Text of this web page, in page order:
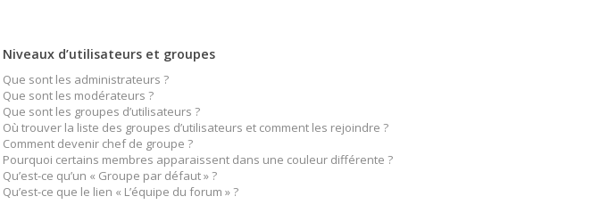
Niveaux d’utilisateurs et groupes
Que sont les administrateurs ?
Que sont les modérateurs ?
Que sont les groupes d’utilisateurs ?
Où trouver la liste des groupes d’utilisateurs et comment les rejoindre ?
Comment devenir chef de groupe ?
Pourquoi certains membres apparaissent dans une couleur différente ?
Qu’est-ce qu’un « Groupe par défaut » ?
Qu’est-ce que le lien « L’équipe du forum » ?